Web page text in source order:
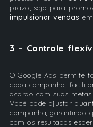
prazo, seja para
impulsionar vendas
3 – Controle
O Google Ads permite
cada campanha,
acordo com suas metas
Você pode ajustar
campanha, garantindo
com os resultados